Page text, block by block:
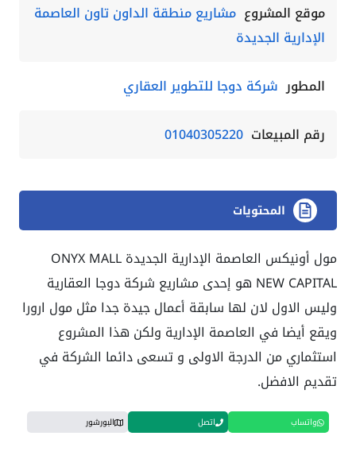
موقع المشروع مشاريع منطقة الداون تاون العاصمة
الإدارية الجديدة
المطور شركة دوجا للتطوير العقاري
رقم المبيعات 01040305220
المحتويات
مول أونيكس العاصمة الإدارية الجديدة ONYX MALL
NEW CAPITAL هو إحدى مشاريع شركة دوجا العقارية
وليس الاول لان لها سابقة أعمال جيدة جدا مثل مول ارورا
ويقع أيضا في العاصمة الإدارية ولكن هذا المشروع
استثماري من الدرجة الاولى و تسعى دائما الشركة في
تقديم الافضل.
واتساب اتصل البورشور